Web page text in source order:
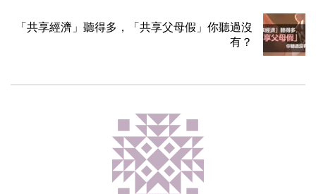
「共享經濟」聽得多，「共享父母假」你聽過沒
有？